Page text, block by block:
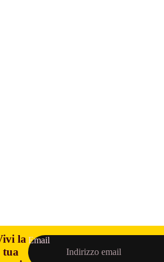
la
tua
Email